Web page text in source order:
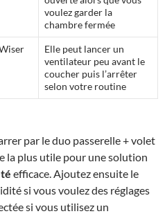
voulez garder la
chambre fermée
Elle peut lancer un
ventilateur peu avant le
coucher puis l’arrêter
selon votre routine
par le duo passerelle + volet
la plus utile pour une solution
efficace. Ajoutez ensuite le
si vous voulez des réglages
si vous utilisez un